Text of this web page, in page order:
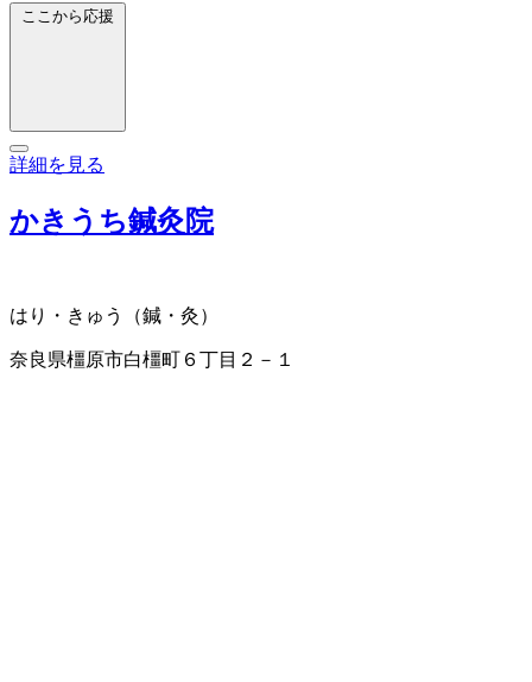
ここから応援
詳細を見る
かきうち鍼灸院
はり・きゅう（鍼・灸）
奈良県橿原市白橿町６丁目２－１